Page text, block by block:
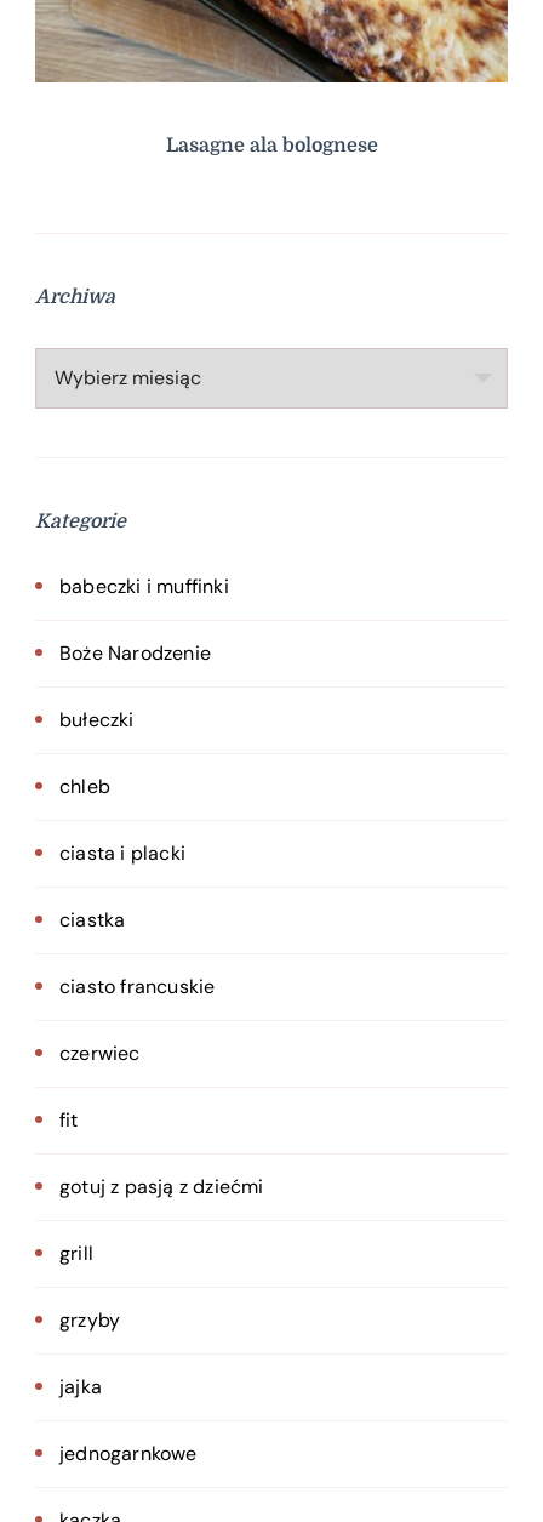
Lasagne ala bolognese
Archiwa
Archiwa
Kategorie
babeczki i muffinki
Boże Narodzenie
bułeczki
chleb
ciasta i placki
ciastka
ciasto francuskie
czerwiec
fit
gotuj z pasją z dziećmi
grill
grzyby
jajka
jednogarnkowe